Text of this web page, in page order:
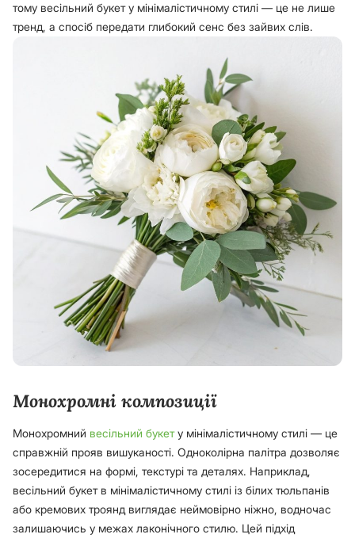
тому весільний букет у мінімалістичному стилі — це не лише
тренд, а спосіб передати глибокий сенс без зайвих слів.
Монохромні композиції
Монохромний весільний букету мінімалістичному стилі — це
справжній прояв вишуканості. Одноколірна палітра дозволяє
зосередитися на формі, текстурі та деталях. Наприклад,
весільний букет в мінімалістичному стилі із білих тюльпанів
або кремових троянд виглядає неймовірно ніжно, водночас
залишаючись у межах лаконічного стилю. Цей підхід